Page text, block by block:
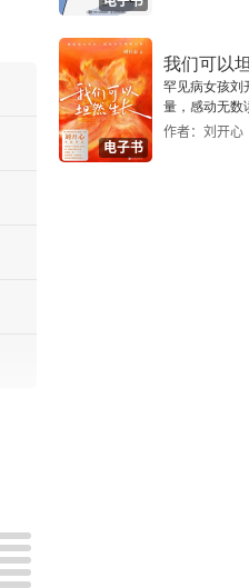
电子书
我们可以
罕见病女孩刘
量，感动无数
作者：刘开心